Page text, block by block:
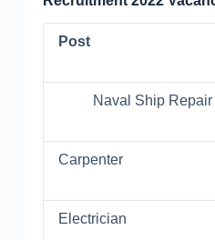
Post
Naval Ship
Carpenter
Electrician